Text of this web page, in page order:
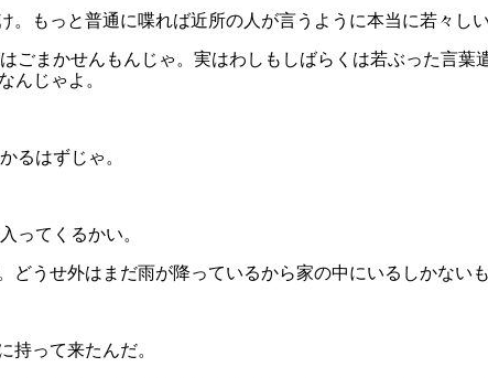
もっと普通に喋れば近所の人が言うように本当に若々しい
ごまかせんもんじゃ。実はわしもしばらくは若ぶった言葉
んじゃよ。
るはずじゃ。
ってくるかい。
うせ外はまだ雨が降っているから家の中にいるしかないも
持って来たんだ。